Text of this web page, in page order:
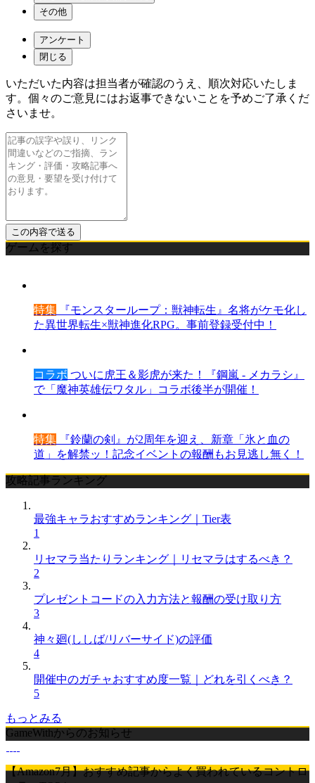
その他
アンケート
閉じる
いただいた内容は担当者が確認のうえ、順次対応いたしま
す。個々のご意見にはお返事できないことを予めご了承くだ
さいませ。
ゲームを探す
特集 『モンスターループ：獣神転生』名将がケモ化し
た異世界転生×獣神進化RPG。事前登録受付中！
コラボ ついに虎王＆影虎が来た！『鋼嵐 - メカラシ』
で「魔神英雄伝ワタル」コラボ後半が開催！
特集 『鈴蘭の剣』が2周年を迎え、新章「氷と血の
道」を解禁ッ！記念イベントの報酬もお見逃し無く！
攻略記事ランキング
最強キャラおすすめランキング｜Tier表
1
リセマラ当たりランキング｜リセマラはするべき？
2
プレゼントコードの入力方法と報酬の受け取り方
3
神々廻(ししば/リバーサイド)の評価
4
開催中のガチャおすすめ度一覧｜どれを引くべき？
5
もっとみる
GameWithからのお知らせ
【Amazon7月】おすすめ記事からよく買われているコントロ